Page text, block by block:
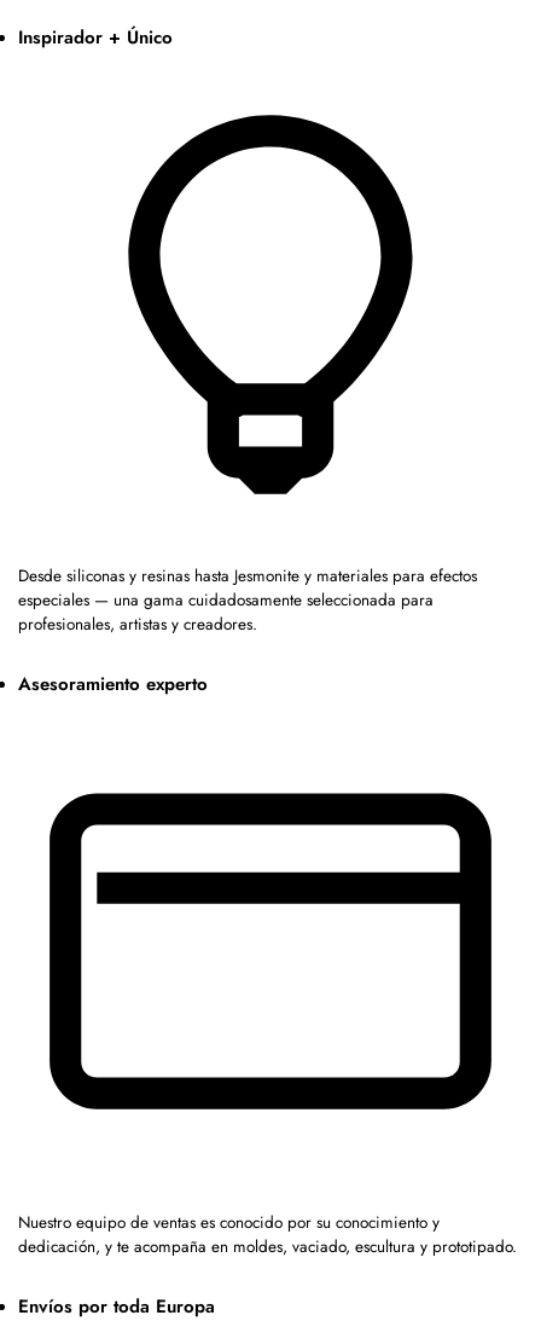
Inspirador + Único
Desde siliconas y resinas hasta Jesmonite y materiales para efectos
especiales — una gama cuidadosamente seleccionada para
profesionales, artistas y creadores.
Asesoramiento experto
Nuestro equipo de ventas es conocido por su conocimiento y
dedicación, y te acompaña en moldes, vaciado, escultura y prototipado.
Envíos por toda Europa